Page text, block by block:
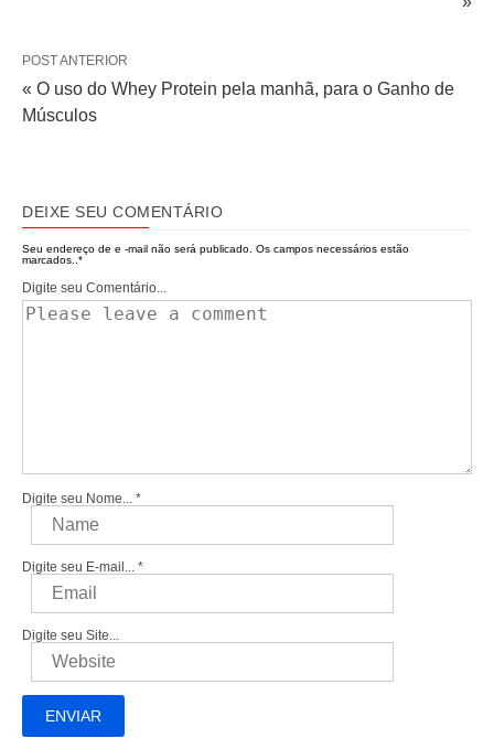
POST ANTERIOR
« O uso do Whey Protein pela manhã, para o Ganho de
Músculos
DEIXE SEU COMENTÁRIO
Seu endereço de e -mail não será publicado. Os campos necessários estão
marcados.. *
Digite seu Comentário...
Digite seu Nome... *
Digite seu E-mail... *
Digite seu Site...